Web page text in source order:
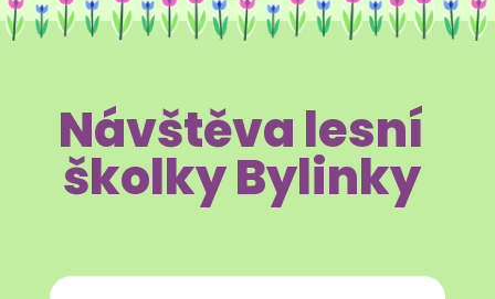
Návštěva lesní
školky Bylinky